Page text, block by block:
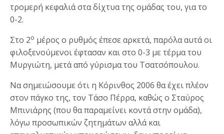
τρομερή κεφαλιά στα δίχτυα της ομάδας του, για το
0-2.
Στο 2ο μέρος ο ρυθμός έπεσε αρκετά, παρόλα αυτά οι
φιλοξενούμενοι έφτασαν και στο 0-3 με τέρμα του
Μυργιώτη, μετά από γύρισμα του Τσατσόπουλου.
Να σημειώσουμε ότι η Κόρινθος 2006 θα έχει πλέον
στον πάγκο της, τον Τάσο Πέρρα, καθώς ο Σταύρος
Μπινιάρης (που θα παραμείνει κοντά στην ομάδα),
λόγω προσωπικών ζητημάτων αλλά και